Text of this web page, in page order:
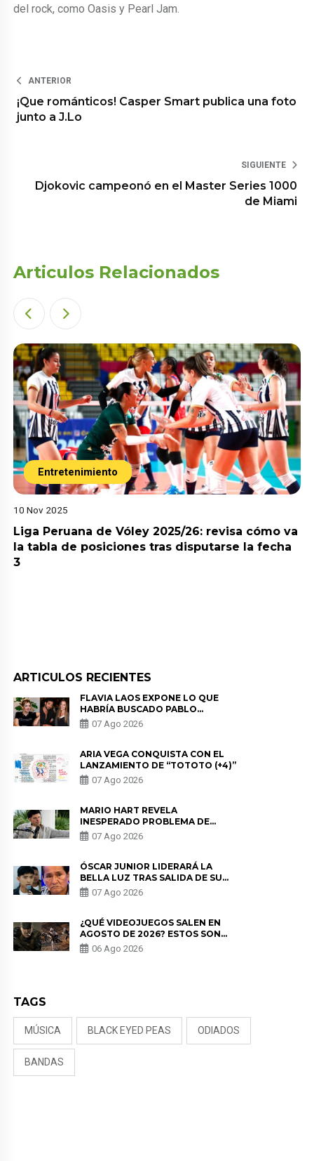
del rock, como Oasis y Pearl Jam.
ANTERIOR
¡Que románticos! Casper Smart publica una foto
junto a J.Lo
SIGUIENTE
Djokovic campeonó en el Master Series 1000
de Miami
Articulos Relacionados
Entretenimiento
10 Nov 2025
Liga Peruana de Vóley 2025/26: revisa cómo va
la tabla de posiciones tras disputarse la fecha
3
ARTICULOS RECIENTES
FLAVIA LAOS EXPONE LO QUE
HABRÍA BUSCADO PABLO
HEREDIA CON ALE FULLER: “UNA
DE LAS PARTES QUERÍA EL
07 Ago 2026
ARIA VEGA CONQUISTA CON EL
LANZAMIENTO DE “TOTOTO (+4)”
07 Ago 2026
MARIO HART REVELA
INESPERADO PROBLEMA DE
SALUD ANTES DE SEPARARSE DE
KORINA: “ME ENCONTRARON UN
07 Ago 2026
ÓSCAR JUNIOR LIDERARÁ LA
BELLA LUZ TRAS SALIDA DE SU
PADRE POR POLÉMICA CON
NALDY SALDAÑA
07 Ago 2026
¿QUÉ VIDEOJUEGOS SALEN EN
AGOSTO DE 2026? ESTOS SON
LOS ESTRENOS MÁS ESPERADOS
06 Ago 2026
TAGS
MÚSICA BLACK EYED PEAS ODIADOS
BANDAS